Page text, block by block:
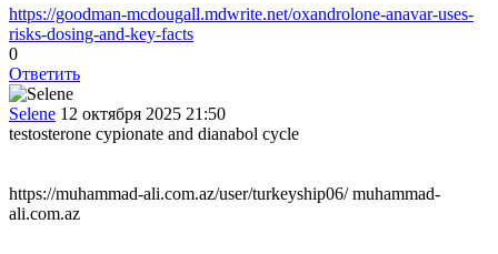
https://goodman-mcdougall.mdwrite.net/oxandrolone-anavar-uses-
risks-dosing-and-key-facts
0
Ответить
Selene 12 октября 2025 21:50
testosterone cypionate and dianabol cycle
https://muhammad-ali.com.az/user/turkeyship06/ muhammad-
ali.com.az